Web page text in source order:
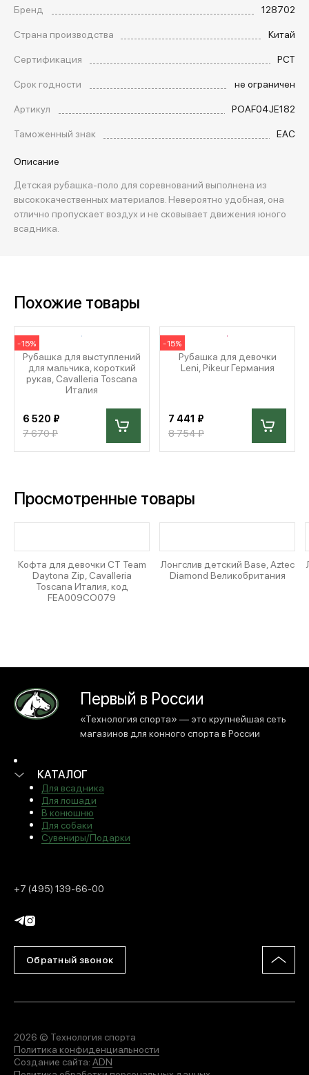
Бренд
128702
Страна производства
Китай
Сертификация
РСТ
Срок годности
не ограничен
Артикул
POAF04JE182
Таможенный знак
EAC
Описание
Детская рубашка-поло для соревнований выполнена из
высококачественных материалов. Невероятно удобная, она
отлично пропускает воздух и не сковывает движения юного
всадника.
Похожие товары
-15%
Рубашка для выступлений
для мальчика, короткий
рукав, Cavalleria Toscana
Италия
6 520 ₽
7 670 ₽
-15%
Рубашка для девочки
Leni, Pikeur Германия
7 441 ₽
8 754 ₽
Просмотренные товары
Кофта для девочки CT Team
Daytona Zip, Cavalleria
Toscana Италия, код
FEA009CO079
Лонгслив детский Base, Aztec
Diamond Великобритания
Первый в России
«Технология спорта» — это крупнейшая сеть
магазинов для конного спорта в России
КАТАЛОГ
Для всадника
Для лошади
В конюшню
Для собаки
Сувениры/Подарки
+7 (495) 139-66-00
Обратный звонок
2026 © Технология спорта
Политика конфиденциальности
Создание сайта: ADN